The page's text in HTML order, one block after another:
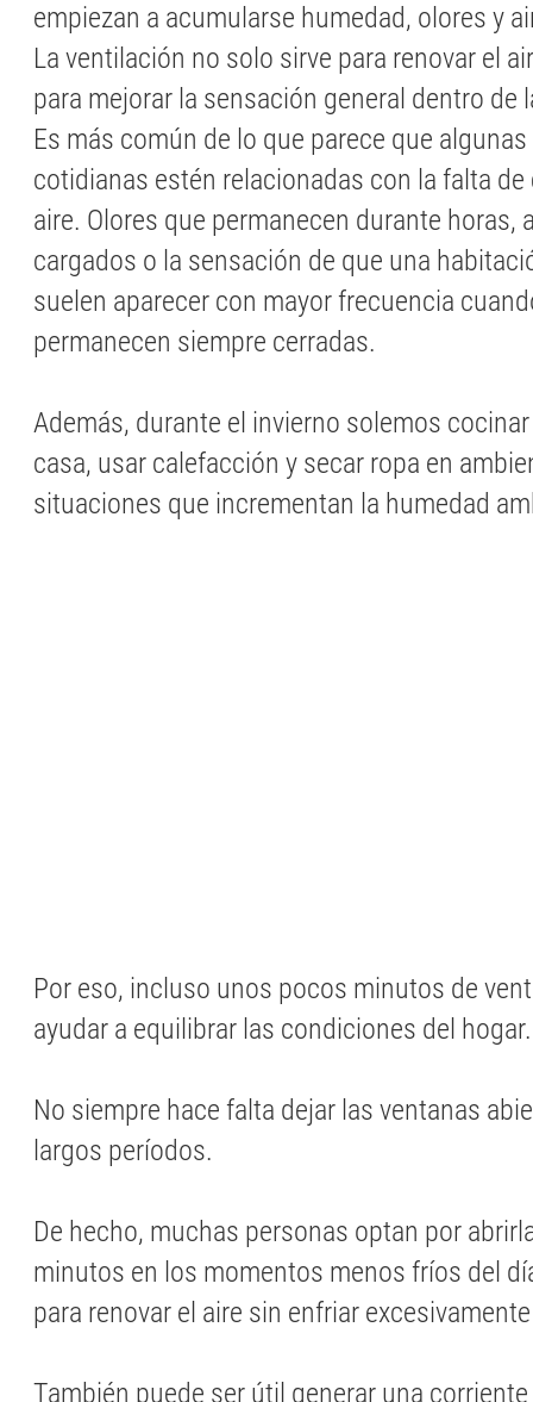
empiezan a acumularse humedad, olores y
La ventilación no solo sirve para renovar el
para mejorar la sensación general dentro de
Es más común de lo que parece que
cotidianas estén relacionadas con la falta
aire. Olores que permanecen durante horas,
cargados o la sensación de que una
suelen aparecer con mayor frecuencia
permanecen siempre cerradas.
Además, durante el invierno solemos
casa, usar calefacción y secar ropa en
situaciones que incrementan la humedad
Por eso, incluso unos pocos minutos de
ayudar a equilibrar las condiciones del hogar.
No siempre hace falta dejar las ventanas
largos períodos.
De hecho, muchas personas optan por
minutos en los momentos menos fríos del
para renovar el aire sin enfriar
También puede ser útil generar una